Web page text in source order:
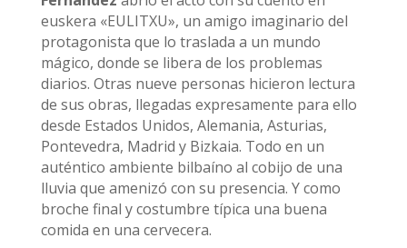
euskera «EULITXU», un amigo imaginario del
protagonista que lo traslada a un mundo
mágico, donde se libera de los problemas
diarios. Otras nueve personas hicieron lectura
de sus obras, llegadas expresamente para ello
desde Estados Unidos, Alemania, Asturias,
Pontevedra, Madrid y Bizkaia. Todo en un
auténtico ambiente bilbaíno al cobijo de una
lluvia que amenizó con su presencia. Y como
broche final y costumbre típica una buena
comida en una cervecera.